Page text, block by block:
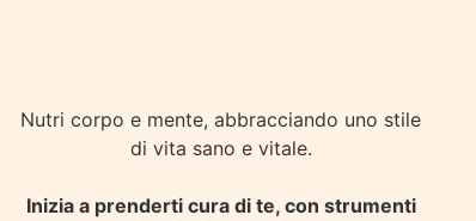
Nutri corpo e mente, abbracciando uno stile
di vita sano e vitale.
Inizia a prenderti cura di te, con strumenti